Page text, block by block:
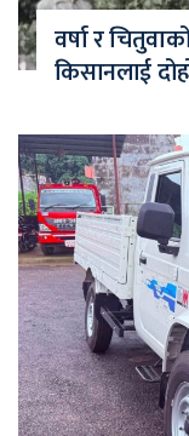
वर्षा र
किसानलाई